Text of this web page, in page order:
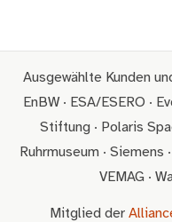
Ausgewählte Kunden
EnBW · ESA/ESERO ·
Stiftung · Polaris
Ruhrmuseum · Siemens
VEMAG ·
Mitglied der